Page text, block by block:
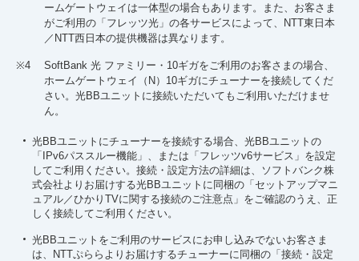
ームゲートウェイは一体型の場合もあります。また、お客さま
がご利用の「フレッツ光」の各サービスによって、NTT東日本
／NTT西日本の提供機器は異なります。
※4
SoftBank 光 ファミリー・10ギガをご利用のお客さまの場合、
ホームゲートウェイ（N）10ギガにチューナーを接続してくだ
さい。光BBユニットに接続いただいてもご利用いただけませ
ん。
光BBユニットにチューナーを接続する場合、光BBユニットの
「IPv6パススルー機能」、または「フレッツv6サービス」を設定
してご利用ください。接続・設定方法の詳細は、ソフトバンク株
式会社よりお届けする光BBユニットに同梱の「セットアップマニ
ュアル／ひかりTVに関する接続のご注意点」をご確認のうえ、正
しく接続してご利用ください。
光BBユニットをご利用のサービスにお申し込みでないお客さま
は、NTTぷららよりお届けするチューナーに同梱の「接続・設定